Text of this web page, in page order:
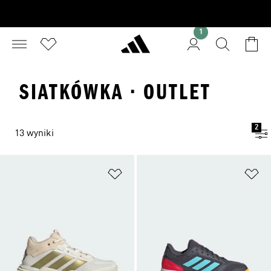
1
SIATKÓWKA · OUTLET
13 wyniki
2